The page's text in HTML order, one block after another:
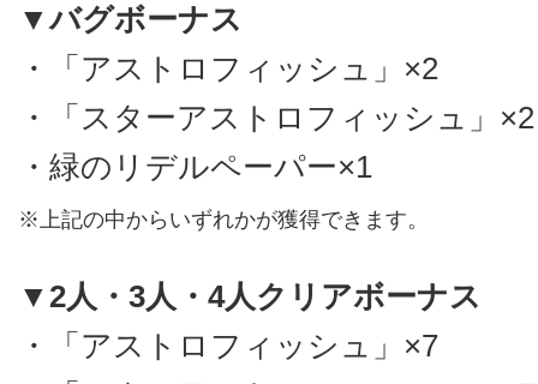
▼バグボーナス
・「アストロフィッシュ」×2
・「スターアストロフィッシュ」×2
・緑のリデルペーパー×1
※上記の中からいずれかが獲得できます。
▼2人・3人・4人クリアボーナス
・「アストロフィッシュ」×7